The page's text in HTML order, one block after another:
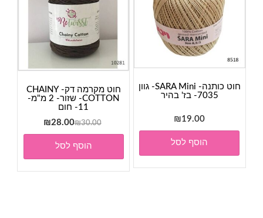
חוט כותנה- SARA Mini- גוון
7035- בז' בהיר
₪19.00
הוסף לסל
חוט מקרמה דק- CHAINY
COTTON- שזור- 2 מ"מ-
11- חום
₪30.00
המחיר
המקורי
היה:
₪30.00.
₪28.00
הנוכחי
₪28.00.
הוסף לסל